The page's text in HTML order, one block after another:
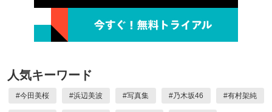
人気キーワード
#今田美桜 #浜辺美波 #写真集 #乃木坂46 #有村架純